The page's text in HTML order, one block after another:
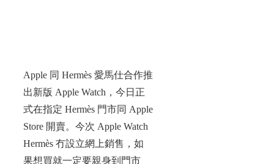
Apple 同 Hermès 愛馬仕合作推
出新版 Apple Watch，今日正
式在指定 Hermès 門市同 Apple
Store 開賣。今次 Apple Watch
Hermès 冇設立網上銷售，如
果想買就一定要親身到門市